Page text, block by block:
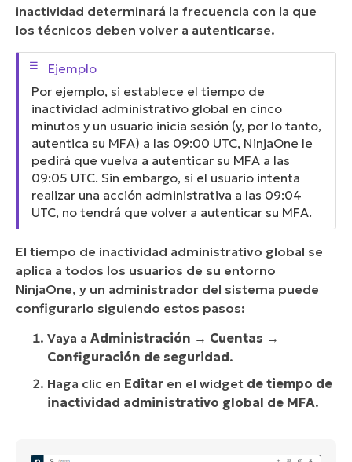
inactividad determinará la frecuencia con la que
los técnicos deben volver a autenticarse.
Por ejemplo, si establece el tiempo de
inactividad administrativo global en cinco
minutos y un usuario inicia sesión (y, por lo tanto,
autentica su MFA) a las 09:00 UTC, NinjaOne le
pedirá que vuelva a autenticar su MFA a las
09:05 UTC. Sin embargo, si el usuario intenta
realizar una acción administrativa a las 09:04
UTC, no tendrá que volver a autenticar su MFA.
El tiempo de inactividad administrativo global se
aplica a todos los usuarios de su entorno
NinjaOne, y un administrador del sistema puede
configurarlo siguiendo estos pasos:
Vaya a Administración → Cuentas →
Configuración de seguridad.
Haga clic en Editar en el widget de tiempo de
inactividad administrativo global de MFA.